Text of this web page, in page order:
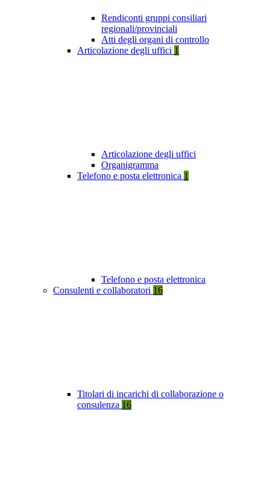
Rendiconti gruppi consiliari
regionali/provinciali
Atti degli organi di controllo
Articolazione degli uffici 1
Articolazione degli uffici
Organigramma
Telefono e posta elettronica 1
Telefono e posta elettronica
Consulenti e collaboratori 16
Titolari di incarichi di collaborazione o
consulenza 16